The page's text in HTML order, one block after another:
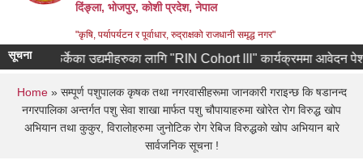
दिंङ्ला, भोजपुर, कोशी प्रदेश, नेपाल
"कृषि, पर्यापर्यटन र पूर्वाधार, रुद्राक्षको राजधानी समृद्ध नगर"
सूचना फर्केका उद्यमीहरुका लागि "RIN Cohort lll" कार्यक्रममा आवेदन पेश
You are here
Home» सम्पूर्ण पशुपालक कृषक तथा नगरवासीहरूमा जानकारी गराइन्छ कि षडानन्द
नगरपालिका अन्तर्गत पशु सेवा शाखा मार्फत पशु चौपायाहरुमा खोरेत रोग विरुद्ध खोप
अभियान तथा कुकुर, विरालोहरुमा जुनोटिक रोग रेबिज विरुद्धको खोप अभियान बारे
सार्वजनिक सूचना !